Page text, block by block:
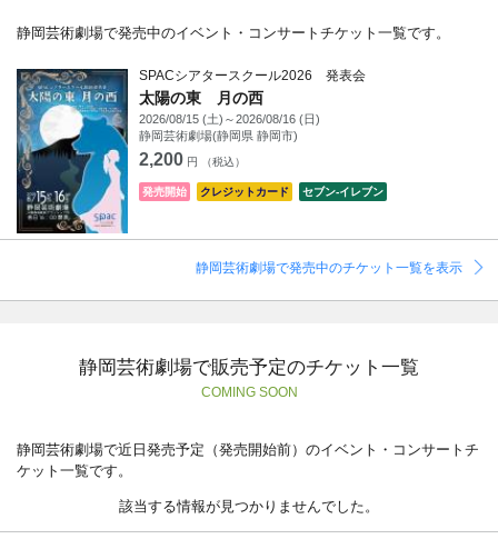
静岡芸術劇場で発売中のイベント・コンサートチケット一覧です。
SPACシアタースクール2026 発表会
太陽の東 月の西
2026/08/15 (土)～2026/08/16 (日)
静岡芸術劇場(静岡県 静岡市)
2,200 円 （税込）
発売開始 クレジットカード セブン‐イレブン
静岡芸術劇場で発売中のチケット一覧を表示
静岡芸術劇場で販売予定のチケット一覧
COMING SOON
静岡芸術劇場で近日発売予定（発売開始前）のイベント・コンサートチ
ケット一覧です。
該当する情報が見つかりませんでした。